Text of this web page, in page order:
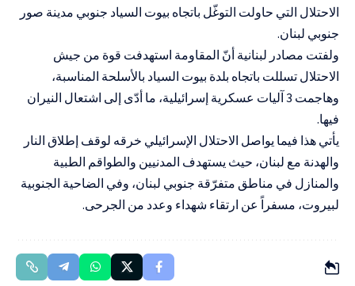
الاحتلال التي حاولت التوغّل باتجاه بيوت السياد جنوبي مدينة صور
جنوبي لبنان.
ولفتت مصادر لبنانية أنّ المقاومة استهدفت قوة من جيش
الاحتلال تسللت باتجاه بلدة بيوت السياد بالأسلحة المناسبة،
وهاجمت 3 آليات عسكرية إسرائيلية، ما أدّى إلى اشتعال النيران
فيها.
يأتي هذا فيما يواصل الاحتلال الإسرائيلي خرقه لوقف إطلاق النار
والهدنة مع لبنان، حيث يستهدف المدنيين والطواقم الطبية
والمنازل في مناطق متفرّقة جنوبي لبنان، وفي الضاحية الجنوبية
لبيروت، مسفراً عن ارتقاء شهداء وعدد من الجرحى.